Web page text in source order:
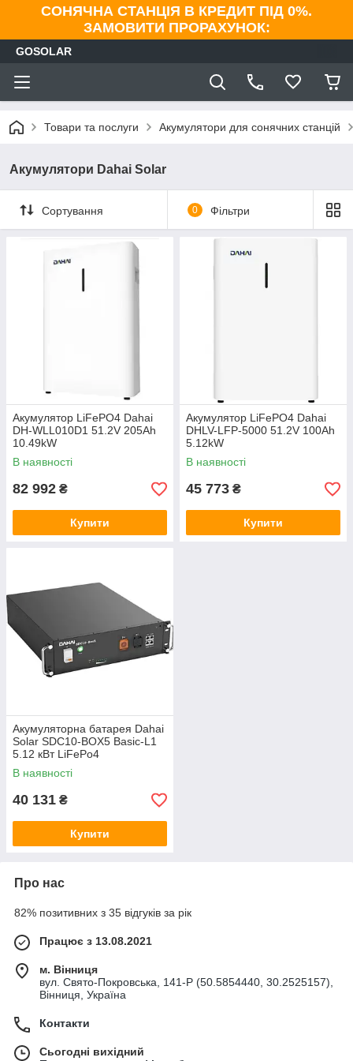
СОНЯЧНА СТАНЦІЯ В КРЕДИТ ПІД 0%.
ЗАМОВИТИ ПРОРАХУНОК:
GOSOLAR
Товари та послуги Акумулятори для сонячних станцій
Акумулятори Dahai Solar
Сортування 0 Фільтри
Акумулятор LiFePO4 Dahai
DH-WLL010D1 51.2V 205Ah
10.49kW
В наявності
82 992 ₴
Купити
Акумулятор LiFePO4 Dahai
DHLV-LFP-5000 51.2V 100Ah
5.12kW
В наявності
45 773 ₴
Купити
Акумуляторна батарея Dahai
Solar SDC10-BOX5 Basic-L1
5.12 кВт LiFePo4
В наявності
40 131 ₴
Купити
Про нас
82% позитивних з 35 відгуків за рік
Працює з 13.08.2021
м. Вінниця
вул. Свято-Покровська, 141-Р (50.5854440, 30.2525157),
Вінниця, Україна
Контакти
Сьогодні вихідний